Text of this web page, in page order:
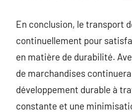
En conclusion, le transport
continuellement pour
en matière de durabilité.
de marchandises
développement durable à
constante et une